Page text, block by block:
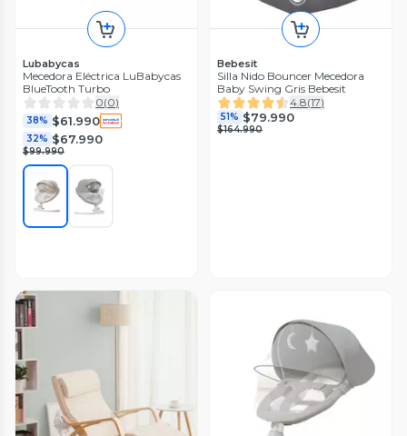
Lubabycas
Mecedora Eléctrica LuBabycas
BlueTooth Turbo
0(0)
38% $61.990
32% $67.990
$99.990
Bebesit
Silla Nido Bouncer Mecedora
Baby Swing Gris Bebesit
4.8(17)
51% $79.990
$164.990